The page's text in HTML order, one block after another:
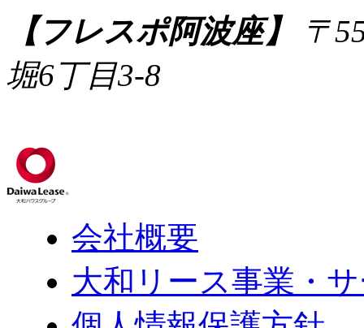
【フレスポ阿波座】
〒
堀6丁目3-8
会社概要
大和リース事業・